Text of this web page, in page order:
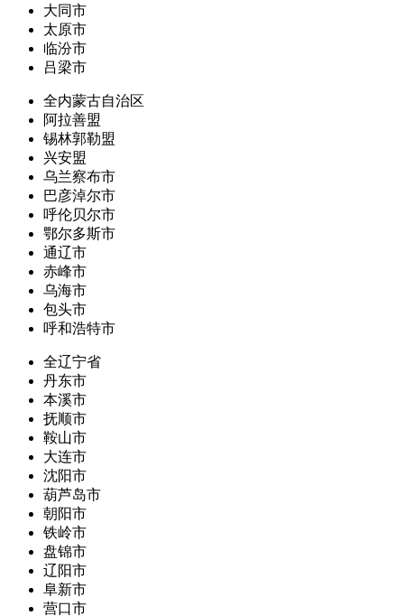
大同市
太原市
临汾市
吕梁市
全内蒙古自治区
阿拉善盟
锡林郭勒盟
兴安盟
乌兰察布市
巴彦淖尔市
呼伦贝尔市
鄂尔多斯市
通辽市
赤峰市
乌海市
包头市
呼和浩特市
全辽宁省
丹东市
本溪市
抚顺市
鞍山市
大连市
沈阳市
葫芦岛市
朝阳市
铁岭市
盘锦市
辽阳市
阜新市
营口市